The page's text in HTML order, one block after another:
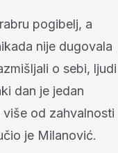
pogibelj, a
nije dugovala
o sebi, ljudi
dan je jedan
od zahvalnosti
je Milanović.